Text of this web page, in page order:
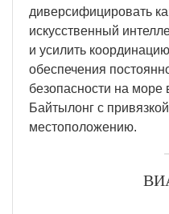
диверсифицировать
искусственный
и усилить
обеспечения
безопасности на море
Байтылонг с
местоположению.